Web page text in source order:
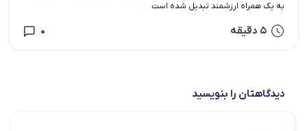
به یک همراه ارزشمند تبدیل شده است
5 دقیقه 0
دیدگاهتان را بنویسید